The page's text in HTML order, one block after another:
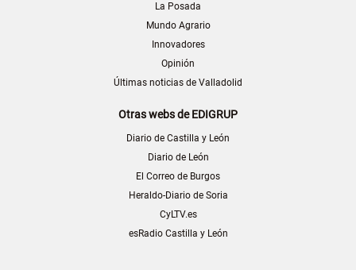
La Posada
Mundo Agrario
Innovadores
Opinión
Últimas noticias de Valladolid
Otras webs de EDIGRUP
Diario de Castilla y León
Diario de León
El Correo de Burgos
Heraldo-Diario de Soria
CyLTV.es
esRadio Castilla y León